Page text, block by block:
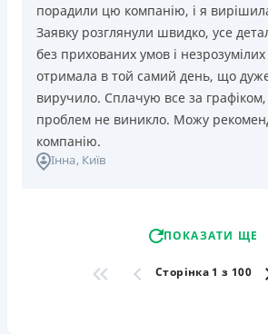
порадили цю компанію, і я
Заявку розглянули швидко, усе
без прихованих умов і
отримала в той самий день, що
виручило. Сплачую все за
проблем не виникло. Можу
компанію.
Інна, Київ
ПОКАЗАТИ ЩЕ
Сторінка 1 з 100